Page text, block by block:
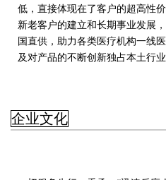
低，直接体现在了客户的超高性
新老客户的建立和长期事业发展
国直供，助力各类医疗机构一线
及对产品的不断创新独占本土行业
企业文化